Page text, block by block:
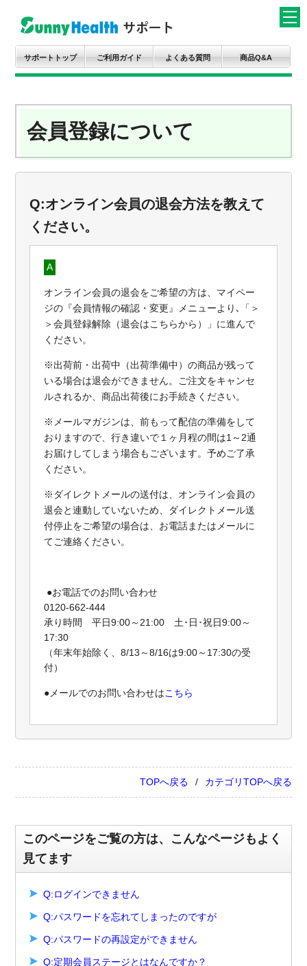
サポートトップ ご利用ガイド よくある質問 商品Q&A
会員登録について
Q:オンライン会員の退会方法を教えて
ください。
A
オンライン会員の退会をご希望の方は、マイペー
ジの『会員情報の確認・変更』メニューより､「＞
＞会員登録解除（退会はこちらから）」に進んで
ください。
※出荷前・出荷中（出荷準備中）の商品が残って
いる場合は退会ができません。ご注文をキャンセ
ルされるか、商品出荷後にお手続きください。
※メールマガジンは、前もって配信の準備をして
おりますので、行き違いで１ヶ月程の間は1～2通
お届けしてしまう場合もございます。予めご了承
ください。
※ダイレクトメールの送付は、オンライン会員の
退会と連動していないため、ダイレクトメール送
付停止をご希望の場合は、お電話またはメールに
てご連絡ください。
●お電話でのお問い合わせ
0120-662-444
承り時間 平日9:00～21:00 土･日･祝日9:00～
17:30
（年末年始除く、8/13～8/16は9:00～17:30の受
付）
●メールでのお問い合わせはこちら
TOPへ戻る カテゴリTOPへ戻る
このページをご覧の方は、こんなページもよく
見てます
Q:ログインできません
Q:パスワードを忘れてしまったのですが
Q:パスワードの再設定ができません
Q:定期会員ステージとはなんですか？